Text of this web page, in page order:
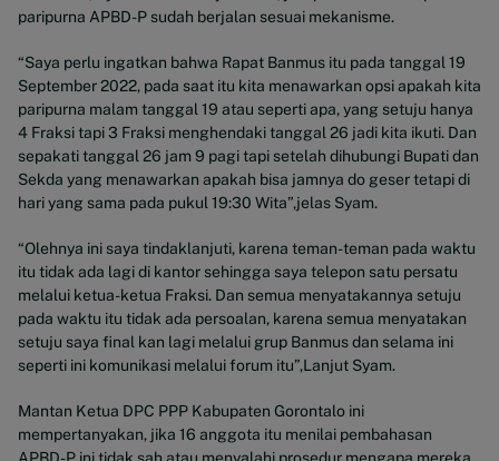
paripurna APBD-P sudah berjalan sesuai mekanisme.
“Saya perlu ingatkan bahwa Rapat Banmus itu pada tanggal 19
September 2022, pada saat itu kita menawarkan opsi apakah kita
paripurna malam tanggal 19 atau seperti apa, yang setuju hanya
4 Fraksi tapi 3 Fraksi menghendaki tanggal 26 jadi kita ikuti. Dan
sepakati tanggal 26 jam 9 pagi tapi setelah dihubungi Bupati dan
Sekda yang menawarkan apakah bisa jamnya do geser tetapi di
hari yang sama pada pukul 19:30 Wita”,jelas Syam.
“Olehnya ini saya tindaklanjuti, karena teman-teman pada waktu
itu tidak ada lagi di kantor sehingga saya telepon satu persatu
melalui ketua-ketua Fraksi. Dan semua menyatakannya setuju
pada waktu itu tidak ada persoalan, karena semua menyatakan
setuju saya final kan lagi melalui grup Banmus dan selama ini
seperti ini komunikasi melalui forum itu”,Lanjut Syam.
Mantan Ketua DPC PPP Kabupaten Gorontalo ini
mempertanyakan, jika 16 anggota itu menilai pembahasan